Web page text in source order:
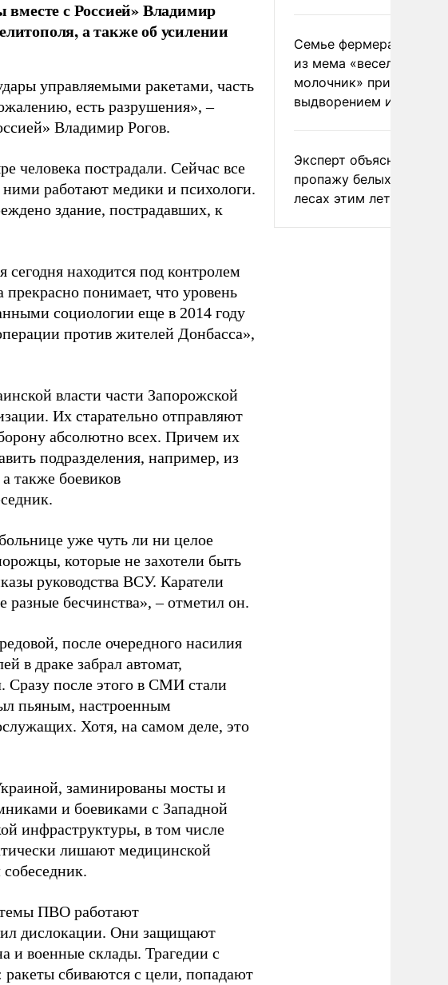
с Россией» Владимир
а также об усилении
управляемыми ракетами, часть
есть разрушения», –
Владимир Рогов.
человека пострадали. Сейчас все
работают медики и психологи.
здание, пострадавших, к
сегодня находится под контролем
понимает, что уровень
социологии еще в 2014 году
против жителей Донбасса»,
власти части Запорожской
Их старательно отправляют
абсолютно всех. Причем их
подразделения, например, из
также боевиков
уже чуть ли ни целое
которые не захотели быть
руководства ВСУ. Каратели
разные бесчинства», – отметил он.
после очередного насилия
в драке забрал автомат,
Сразу после этого в СМИ стали
пьяным, настроенным
Хотя, на самом деле, это
заминированы мосты и
и боевиками с Западной
инфраструктуры, в том числе
лишают медицинской
ПВО работают
дислокации. Они защищают
и военные склады. Трагедии с
сбиваются с цели, попадают
Семье фермера
из мема «веселый
молочник» пригрозили
выдворением из
Эксперт объяснил
пропажу белых грибов
лесах этим летом